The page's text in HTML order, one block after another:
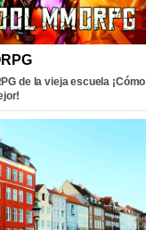
de la vieja escuela ¡Cómo